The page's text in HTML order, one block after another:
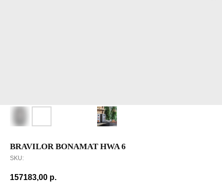
BRAVILOR BONAMAT HWA 6
SKU:
157183,00 р.